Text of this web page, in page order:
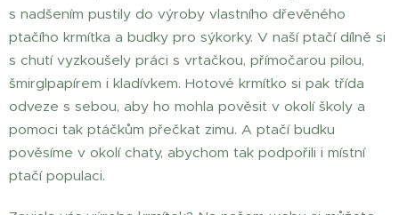
s nadšením pustily do výroby vlastního dřevěného
ptačího krmítka a budky pro sýkorky. V naší ptačí dílně si
s chutí vyzkoušely práci s vrtačkou, přímočarou pilou,
šmirglpapírem i kladívkem. Hotové krmítko si pak třída
odveze s sebou, aby ho mohla pověsit v okolí školy a
pomoci tak ptáčkům přečkat zimu. A ptačí budku
pověsíme v okolí chaty, abychom tak podpořili i místní
ptačí populaci.